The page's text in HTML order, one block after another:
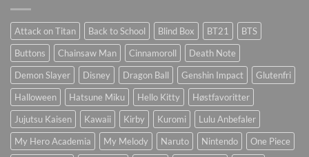
Attack on Titan Back to School Blind Box BT21
BTS
Buttons
Chainsaw Man Cinnamoroll
Death Note
Demon Slayer
Disney Dragon Ball Genshin Impact
Glutenfri
Halloween
Hatsune Miku Hello Kitty
Høstfavoritter
Jujutsu Kaisen
Kawaii Kirby Kuromi
Lulu Anbefaler
My Hero Academia
My Melody Naruto Nintendo
One Piece